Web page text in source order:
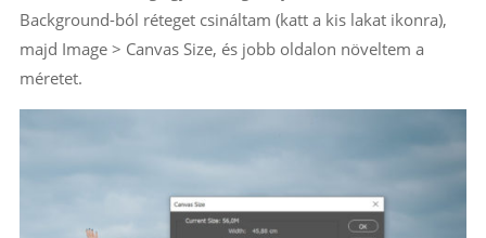
Background-ból réteget csináltam (katt a kis lakat ikonra),
majd Image > Canvas Size, és jobb oldalon növeltem a
méretet.